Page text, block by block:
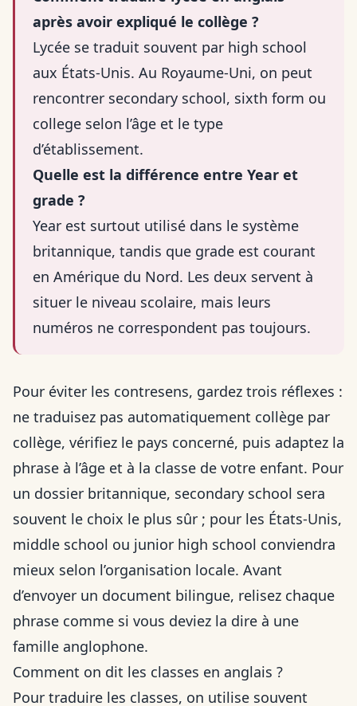
après avoir expliqué le collège ?
Lycée se traduit souvent par high school
aux États-Unis. Au Royaume-Uni, on peut
rencontrer secondary school, sixth form ou
college selon l’âge et le type
d’établissement.
Quelle est la différence entre Year et
grade ?
Year est surtout utilisé dans le système
britannique, tandis que grade est courant
en Amérique du Nord. Les deux servent à
situer le niveau scolaire, mais leurs
numéros ne correspondent pas toujours.
Pour éviter les contresens, gardez trois réflexes :
ne traduisez pas automatiquement collège par
collège, vérifiez le pays concerné, puis adaptez la
phrase à l’âge et à la classe de votre enfant. Pour
un dossier britannique, secondary school sera
souvent le choix le plus sûr ; pour les États-Unis,
middle school ou junior high school conviendra
mieux selon l’organisation locale. Avant
d’envoyer un document bilingue, relisez chaque
phrase comme si vous deviez la dire à une
famille anglophone.
Comment on dit les classes en anglais ?
Pour traduire les classes, on utilise souvent